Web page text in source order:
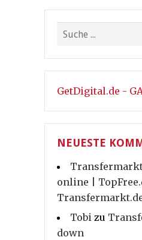
GetDigital.de -
NEUESTE
online |
Tobi zu
down